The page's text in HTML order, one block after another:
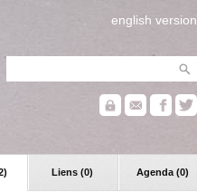
english version
Liens (0) Agenda (0)